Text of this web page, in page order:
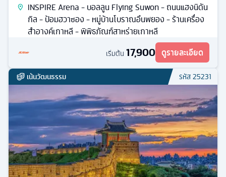
INSPIRE Arena - บอลลูน Flying Suwon - ถนนแฮงนิดัน
กิล - ป้อมฮวาซอง - หมู่บ้านโบราณอึนพยอง - ร้านเครื่อง
สำอางค์เกาหลี - พิพิธภัณฑ์สาหร่ายเกาหลี
เริ่มต้น 17,900 ดูรายละเอียด
เน้นวัฒนธรรม รหัส25231